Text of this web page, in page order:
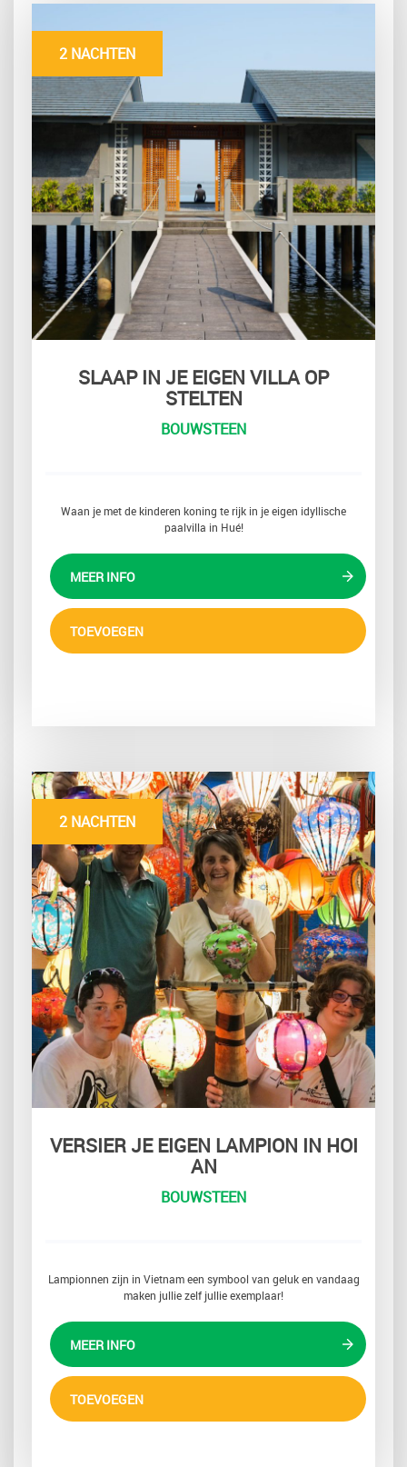
2 NACHTEN
SLAAP IN JE EIGEN VILLA OP
STELTEN
BOUWSTEEN
Waan je met de kinderen koning te rijk in je eigen idyllische
paalvilla in Hué!
MEER INFO
TOEVOEGEN
2 NACHTEN
VERSIER JE EIGEN LAMPION IN HOI
AN
BOUWSTEEN
Lampionnen zijn in Vietnam een symbool van geluk en vandaag
maken jullie zelf jullie exemplaar!
MEER INFO
TOEVOEGEN